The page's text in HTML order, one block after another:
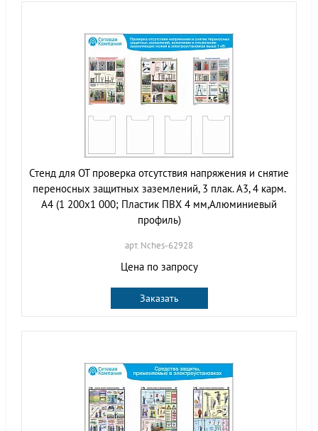
Стенд для ОТ проверка отсутствия напряжения и снятие
переносных защитных заземлений, 3 плак. А3, 4 карм.
А4 (1 200х1 000; Пластик ПВХ 4 мм,Алюминиевый
профиль)
арт. Nches-62928
Цена по запросу
Заказать